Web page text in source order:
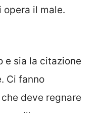
opera il male.
e sia la citazione
Ci fanno
deve regnare